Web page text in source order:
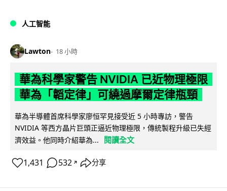
人工智能
Lawton 18 小時
華為科學家警告 NVIDIA 已近物理極限
華為「韜定律」可繞過摩爾定律瓶頸
華為半導體首席科學家廖恒罕見接受近 5 小時專訪，警告
NVIDIA 等西方晶片巨頭正逼近物理極限，傳統製程升級已失經
濟效益。他同時介紹華為...
閱讀全文
1,431 532 ↗ 分享